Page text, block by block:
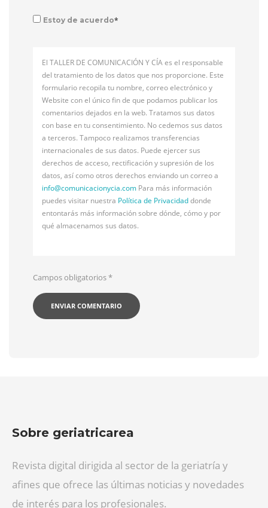
Estoy de acuerdo*
El TALLER DE COMUNICACIÓN Y CÍA es el responsable
del tratamiento de los datos que nos proporcione. Este
formulario recopila tu nombre, correo electrónico y
Website con el único fin de que podamos publicar los
comentarios dejados en la web. Tratamos sus datos
con base en tu consentimiento. No cedemos sus datos
a terceros. Tampoco realizamos transferencias
internacionales de sus datos. Puede ejercer sus
derechos de acceso, rectificación y supresión de los
datos, así como otros derechos enviando un correo a
info@comunicacionycia.com Para más información
puedes visitar nuestra Política de Privacidaddonde
entontarás más información sobre dónde, cómo y por
qué almacenamos sus datos.
Campos obligatorios*
Sobre geriatricarea
Revista digital dirigida al sector de la geriatría y
afines que ofrece las últimas noticias y novedades
de interés para los profesionales.